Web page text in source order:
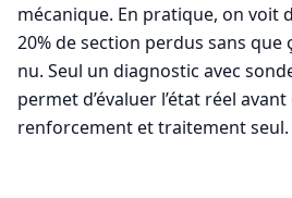
mécanique. En pratique, on voit
20% de section perdus sans que
nu. Seul un diagnostic avec
permet d’évaluer l’état réel
renforcement et traitement seul.